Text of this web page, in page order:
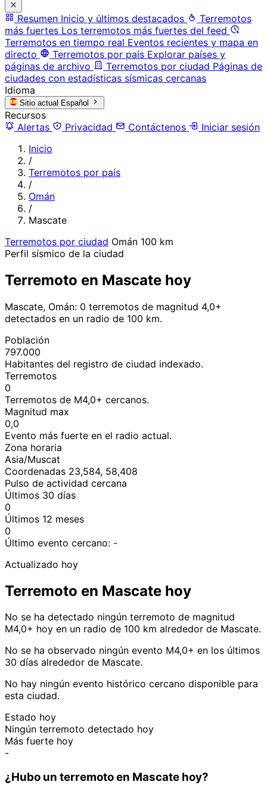
Resumen Inicio y últimos destacados
Terremotos
más fuertes Los terremotos más fuertes del feed
Terremotos en tiempo real Eventos recientes y mapa en
directo
Terremotos por país Explorar países y
páginas de archivo
Terremotos por ciudad Páginas de
ciudades con estadísticas sísmicas cercanas
Idioma
Sitio actual Español
Recursos
Alertas
Privacidad Contáctenos
Iniciar sesión
Inicio
/
Terremotos por país
/
Omán
/
Mascate
Terremotos por ciudad Omán 100 km
Perfil sísmico de la ciudad
Terremoto en Mascate hoy
Mascate, Omán: 0 terremotos de magnitud 4,0+
detectados en un radio de 100 km.
Población
797.000
Habitantes del registro de ciudad indexado.
Terremotos
0
Terremotos de M4,0+ cercanos.
Magnitud max
0,0
Evento más fuerte en el radio actual.
Zona horaria
Asia/Muscat
Coordenadas 23,584, 58,408
Pulso de actividad cercana
Últimos 30 días
0
Últimos 12 meses
0
Último evento cercano: -
Actualizado hoy
Terremoto en Mascate hoy
No se ha detectado ningún terremoto de magnitud
M4,0+ hoy en un radio de 100 km alrededor de Mascate.
No se ha observado ningún evento M4,0+ en los últimos
30 días alrededor de Mascate.
No hay ningún evento histórico cercano disponible para
esta ciudad.
Estado hoy
Ningún terremoto detectado hoy
Más fuerte hoy
-
¿Hubo un terremoto en Mascate hoy?